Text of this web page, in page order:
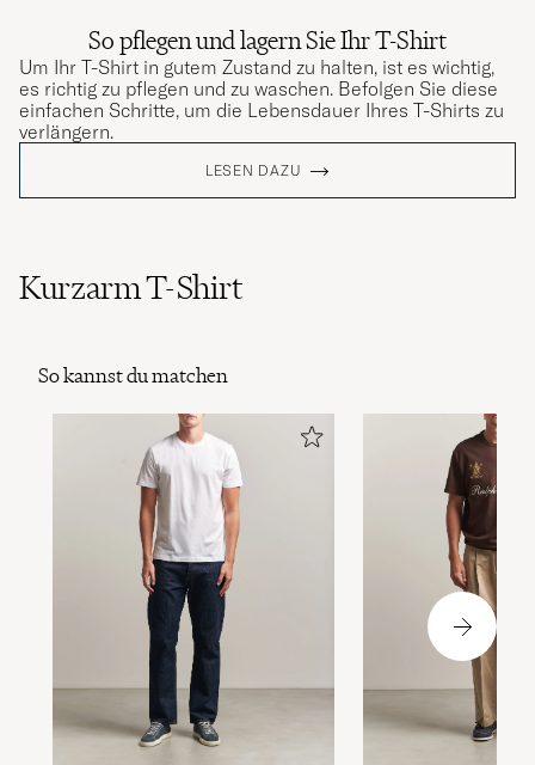
So pflegen und lagern Sie Ihr T-Shirt
Um Ihr T-Shirt in gutem Zustand zu halten, ist es wichtig,
es richtig zu pflegen und zu waschen. Befolgen Sie diese
einfachen Schritte, um die Lebensdauer Ihres T-Shirts zu
verlängern.
LESEN DAZU
Kurzarm T-Shirt
So kannst du matchen